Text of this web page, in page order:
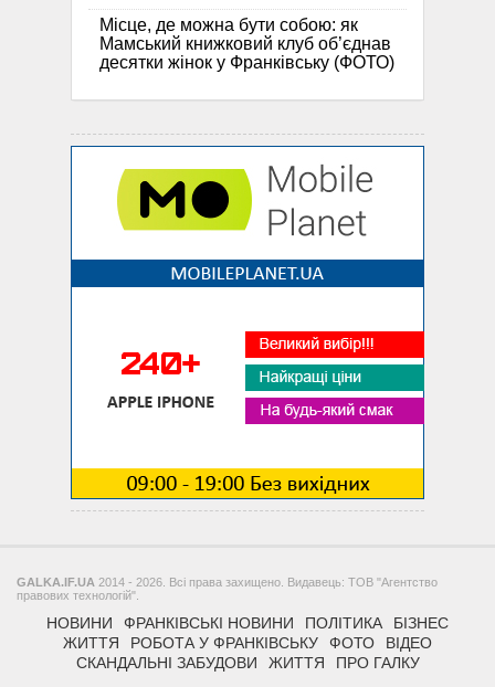
Місце, де можна бути собою: як
Мамський книжковий клуб об’єднав
десятки жінок у Франківську (ФОТО)
GALKA.IF.UA 2014 - 2026. Всі права захищено. Видавець: ТОВ "Агентство
правових технологій".
НОВИНИ ФРАНКІВСЬКІ НОВИНИ ПОЛІТИКА
БІЗНЕС
ЖИТТЯ
РОБОТА У ФРАНКІВСЬКУ ФОТО
ВІДЕО
СКАНДАЛЬНІ ЗАБУДОВИ
ЖИТТЯ ПРО ГАЛКУ